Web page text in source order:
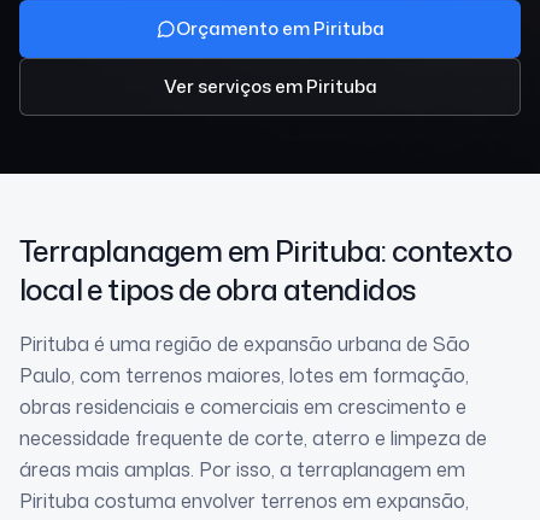
Orçamento em Pirituba
Ver serviçosem Pirituba
Terraplanagemem Pirituba: contexto
local e tipos de obra atendidos
Pirituba é uma região de expansão urbana de São
Paulo, com terrenos maiores, lotes em formação,
obras residenciais e comerciais em crescimento e
necessidade frequente de corte, aterro e limpeza de
áreas mais amplas. Por isso, a terraplanagem em
Pirituba costuma envolver terrenos em expansão,